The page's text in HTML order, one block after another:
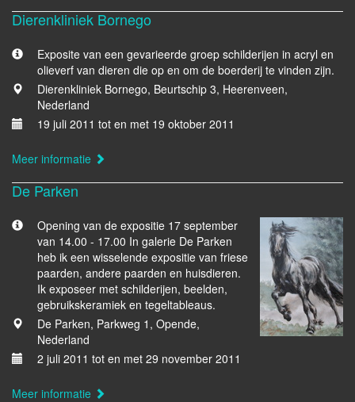
Dierenkliniek Bornego
Exposite van een gevarieerde groep schilderijen in acryl en
olieverf van dieren die op en om de boerderij te vinden zijn.
Dierenkliniek Bornego, Beurtschip 3, Heerenveen,
Nederland
19 juli 2011 tot en met 19 oktober 2011
Meer informatie
De Parken
Opening van de expositie 17 september
van 14.00 - 17.00 In galerie De Parken
heb ik een wisselende expositie van friese
paarden, andere paarden en huisdieren.
Ik exposeer met schilderijen, beelden,
gebruikskeramiek en tegeltableaus.
De Parken, Parkweg 1, Opende,
Nederland
2 juli 2011 tot en met 29 november 2011
Meer informatie